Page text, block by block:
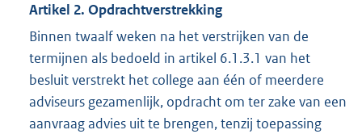
Artikel 2. Opdrachtverstrekking
Binnen twaalf weken na het verstrijken van de
termijnen als bedoeld in artikel 6.1.3.1 van het
besluit verstrekt het college aan één of meerdere
adviseurs gezamenlijk, opdracht om ter zake van een
aanvraag advies uit te brengen, tenzij toepassing